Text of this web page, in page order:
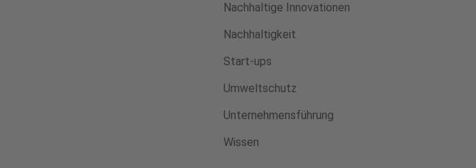
Nachhaltige Innovationen
Nachhaltigkeit
Start-ups
Umweltschutz
Unternehmensführung
Wissen